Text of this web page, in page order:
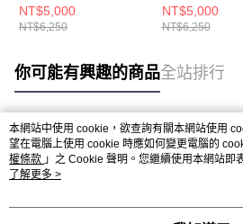
NT$5,000
NT$6,250
NT$5,000
NT$6,250
你可能有興趣的商品全站排行
熱門標籤
本網站中使用 cookie，欲查詢有關本網站使用
望在電腦上使用 cookie 時應如何變更電腦的
權條款 」之 Cookie 聲明。您繼續使用本網站即
用條款之 Cookie 聲明使用 cookie。
了解更多 >